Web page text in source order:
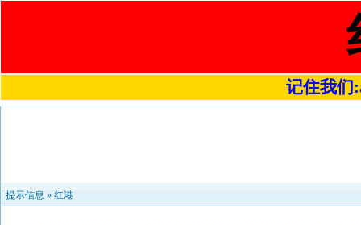
记住我们
提示信息 » 红港